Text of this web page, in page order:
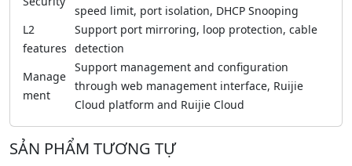
speed limit, port isolation, DHCP Snooping
L2
features
Support port mirroring, loop protection, cable
detection
Manage
ment
Support management and configuration
through web management interface, Ruijie
Cloud platform and Ruijie Cloud
SẢN PHẨM TƯƠNG TỰ